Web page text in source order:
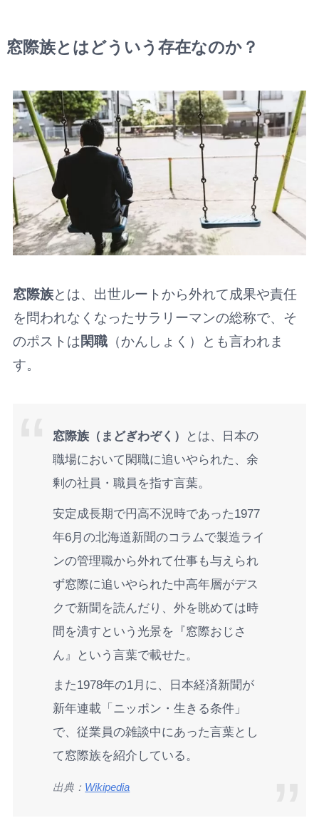
窓際族とはどういう存在なのか？
窓際族とは、出世ルートから外れて成果や責任
を問われなくなったサラリーマンの総称で、そ
のポストは閑職（かんしょく）とも言われま
す。
窓際族（まどぎわぞく）
とは、日本の
職場において閑職に追いやられた、余
剰の社員・職員を指す言葉。
安定成長期で円高不況時であった1977
年6月の北海道新聞のコラムで製造ライ
ンの管理職から外れて仕事も与えられ
ず窓際に追いやられた中高年層がデス
クで新聞を読んだり、外を眺めては時
間を潰すという光景を『窓際おじさ
ん』という言葉で載せた。
また1978年の1月に、日本経済新聞が
新年連載「ニッポン・生きる条件」
で、従業員の雑談中にあった言葉とし
て窓際族を紹介している。
出典： Wikipedia